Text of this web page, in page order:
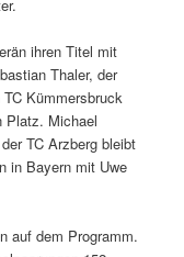
ihren Titel mit
Thaler, der
Kümmersbruck
Platz. Michael
TC Arzberg bleibt
in Bayern mit Uwe
auf dem Programm.